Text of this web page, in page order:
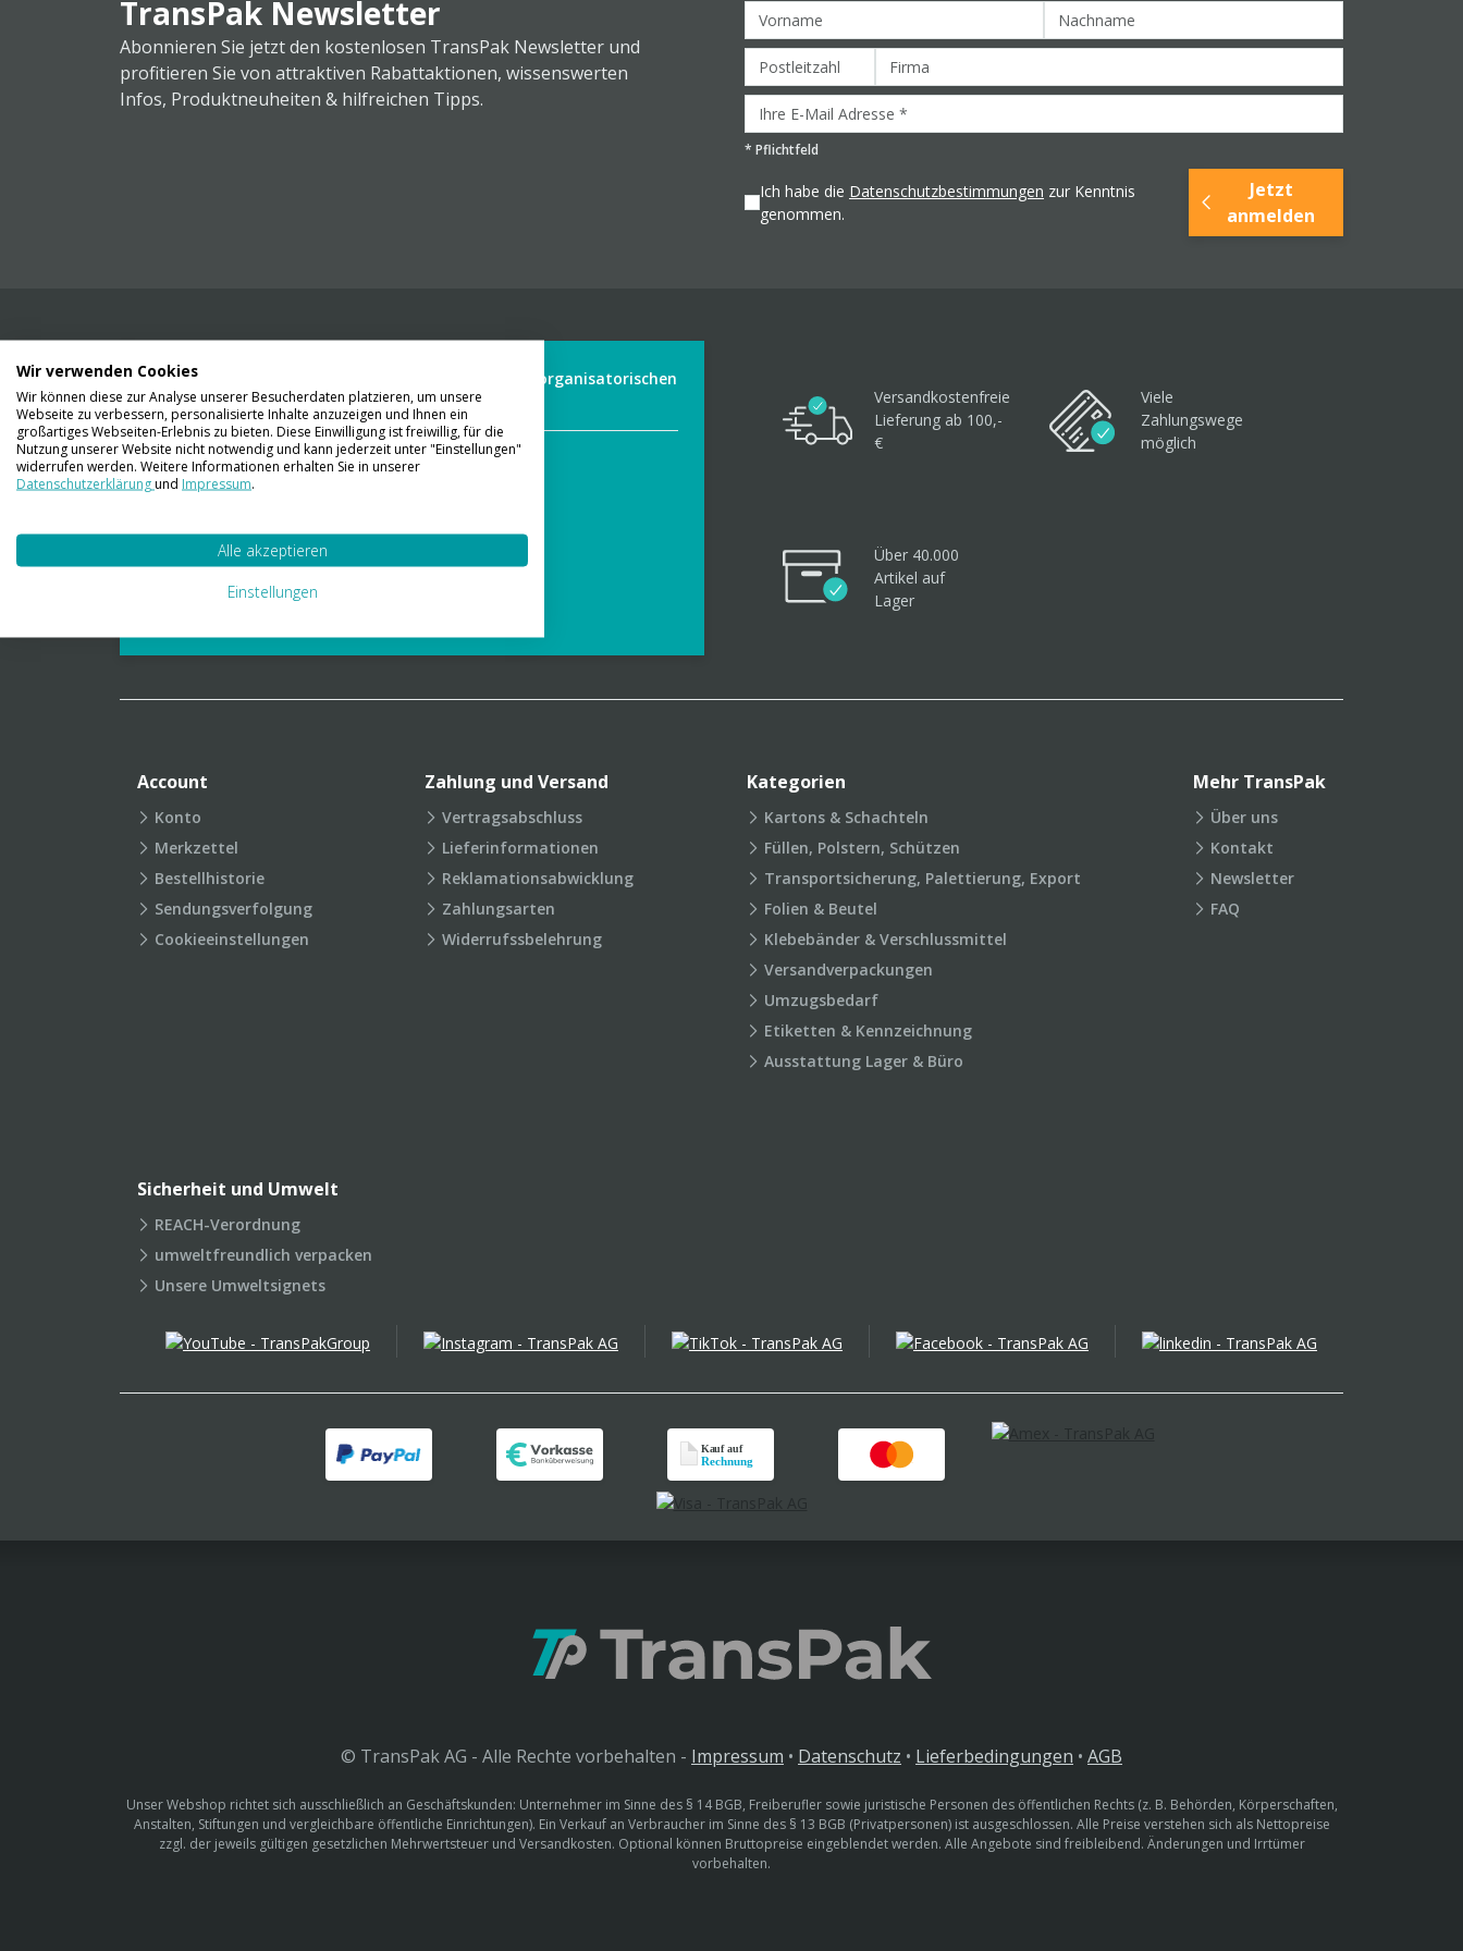
TransPak Newsletter
Abonnieren Sie jetzt den kostenlosen TransPak Newsletter und
profitieren Sie von attraktiven Rabattaktionen, wissenswerten
Infos, Produktneuheiten & hilfreichen Tipps.
* Pflichtfeld
Ich habe die Datenschutzbestimmungen zur Kenntnis
genommen.
Jetzt
anmelden
Wir liefern Ihnen Ihre Ware. Abholung ist leider aus organisatorischen
Gründen nicht möglich.
Kontaktieren Sie uns
01 23 06 03 888
info@transpak.at
Verpackungslexikon
Versandkostenfreie
Lieferung ab 100,-
€
Viele
Zahlungswege
möglich
Über 40.000
Artikel auf
Lager
Account
Konto
Merkzettel
Bestellhistorie
Sendungsverfolgung
Cookieeinstellungen
Zahlung und Versand
Vertragsabschluss
Lieferinformationen
Reklamationsabwicklung
Zahlungsarten
Widerrufssbelehrung
Kategorien
Kartons & Schachteln
Füllen, Polstern, Schützen
Transportsicherung, Palettierung, Export
Folien & Beutel
Klebebänder & Verschlussmittel
Versandverpackungen
Umzugsbedarf
Etiketten & Kennzeichnung
Ausstattung Lager & Büro
Mehr TransPak
Über uns
Kontakt
Newsletter
FAQ
Sicherheit und Umwelt
REACH-Verordnung
umweltfreundlich verpacken
Unsere Umweltsignets
© TransPak AG - Alle Rechte vorbehalten - Impressum • Datenschutz • Lieferbedingungen • AGB
Unser Webshop richtet sich ausschließlich an Geschäftskunden: Unternehmer im Sinne des § 14 BGB, Freiberufler sowie juristische Personen des öffentlichen Rechts (z. B. Behörden, Körperschaften,
Anstalten, Stiftungen und vergleichbare öffentliche Einrichtungen). Ein Verkauf an Verbraucher im Sinne des § 13 BGB (Privatpersonen) ist ausgeschlossen. Alle Preise verstehen sich als Nettopreise
zzgl. der jeweils gültigen gesetzlichen Mehrwertsteuer und Versandkosten. Optional können Bruttopreise eingeblendet werden. Alle Angebote sind freibleibend. Änderungen und Irrtümer
vorbehalten.
Wir verwenden Cookies
Wir können diese zur Analyse unserer Besucherdaten platzieren, um unsere
Webseite zu verbessern, personalisierte Inhalte anzuzeigen und Ihnen ein
großartiges Webseiten-Erlebnis zu bieten. Diese Einwilligung ist freiwillig, für die
Nutzung unserer Website nicht notwendig und kann jederzeit unter "Einstellungen"
widerrufen werden. Weitere Informationen erhalten Sie in unserer
Datenschutzerklärungund Impressum.
Alle akzeptieren
Einstellungen